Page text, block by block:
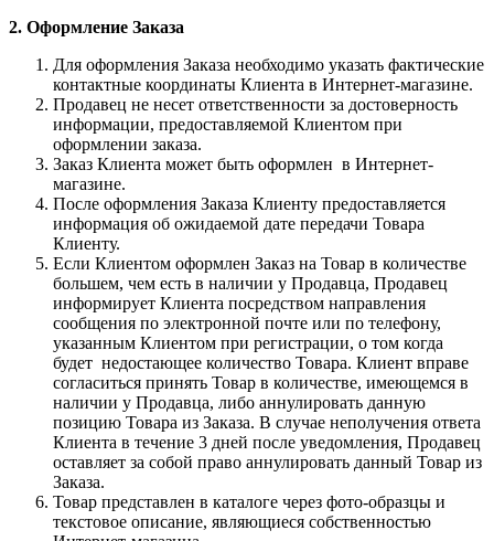
2. Оформление Заказа
Для оформления Заказа необходимо указать фактические
контактные координаты Клиента в Интернет-магазине.
Продавец не несет ответственности за достоверность
информации, предоставляемой Клиентом при
оформлении заказа.
Заказ Клиента может быть оформлен в Интернет-
магазине.
После оформления Заказа Клиенту предоставляется
информация об ожидаемой дате передачи Товара
Клиенту.
Если Клиентом оформлен Заказ на Товар в количестве
большем, чем есть в наличии у Продавца, Продавец
информирует Клиента посредством направления
сообщения по электронной почте или по телефону,
указанным Клиентом при регистрации, о том когда
будет недостающее количество Товара. Клиент вправе
согласиться принять Товар в количестве, имеющемся в
наличии у Продавца, либо аннулировать данную
позицию Товара из Заказа. В случае неполучения ответа
Клиента в течение 3 дней после уведомления, Продавец
оставляет за собой право аннулировать данный Товар из
Заказа.
Товар представлен в каталоге через фото-образцы и
текстовое описание, являющиеся собственностью